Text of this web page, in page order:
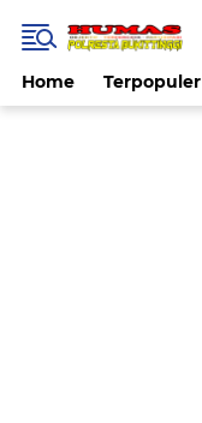
Home Terpopuler